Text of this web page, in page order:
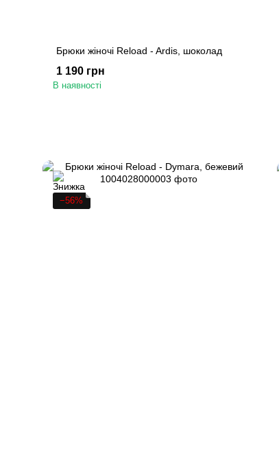
Брюки жіночі Reload - Ardis, шоколад
1 190 грн
В наявності
−56%